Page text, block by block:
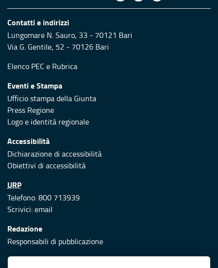
Contatti e indirizzi
Lungomare N. Sauro, 33 - 70121 Bari
Via G. Gentile, 52 - 70126 Bari
Elenco PEC e Rubrica
Eventi e Stampa
Ufficio stampa della Giunta
Press Regione
Logo e identità regionale
Accessibilità
Dichiarazione di accessibilità
Obiettivi di accessibilità
URP
Telefono: 800 713939
Scrivici:email
Redazione
Responsabili di pubblicazione
Protezione civile